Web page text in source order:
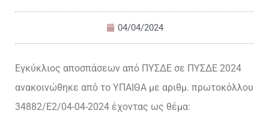
04/04/2024
Εγκύκλιος αποσπάσεων από ΠΥΣΔΕ σε ΠΥΣΔΕ 2024
ανακοινώθηκε από το ΥΠΑΙΘΑ με αριθμ. πρωτοκόλλου
34882/E2/04-04-2024 έχοντας ως θέμα: